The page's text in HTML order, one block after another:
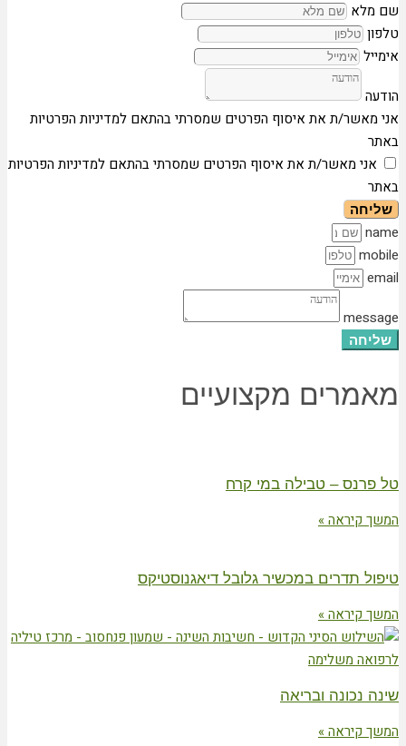
שם מלא
טלפון
אימייל
הודעה
אני מאשר/ת את איסוף הפרטים שמסרתי בהתאם למדיניות הפרטיות
באתר
אני מאשר/ת את איסוף הפרטים שמסרתי בהתאם למדיניות הפרטיות
באתר
שליחה
name
mobile
email
message
שליחה
מאמרים מקצועיים
טל פרנס – טבילה במי קרח
המשך קיראה »
טיפול תדרים במכשיר גלובל דיאגנוסטיקס
המשך קיראה »
שינה נכונה ובריאה
המשך קיראה »